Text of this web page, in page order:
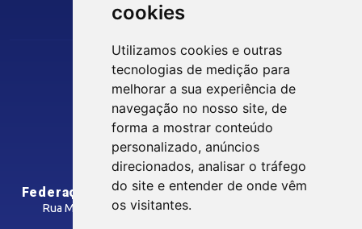
cookies
Utilizamos cookies e outras
tecnologias de medição para
melhorar a sua experiência de
navegação no nosso site, de
forma a mostrar conteúdo
personalizado, anúncios
direcionados, analisar o tráfego
do site e entender de onde vêm
os visitantes.
Núcleo de Acesso ao Crédito
Centro Internacional de Negócios -
CONTRIBUIÇÃO SINDICAL
SINDICATOS FILIADOS
Siga nossas Redes Sociais
INTRANET
Federação das Indústrias do Estado da Paraíba
Rua Manoel Gonçalves Guimarães, 195 - José Pinheiro